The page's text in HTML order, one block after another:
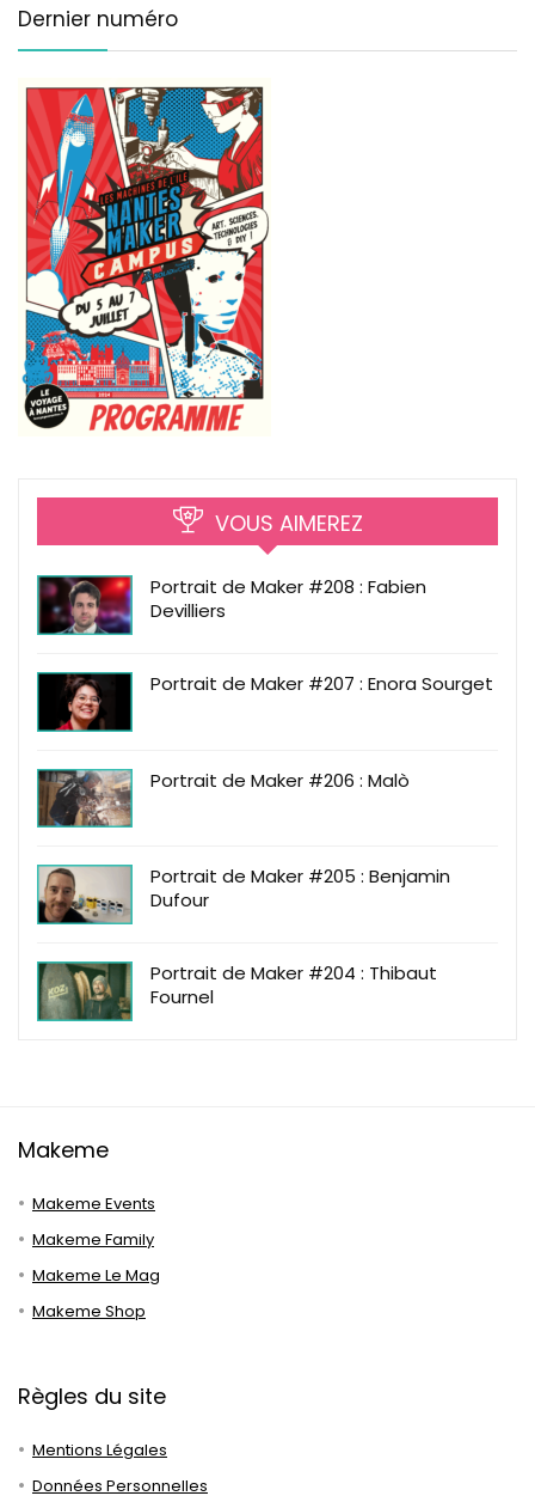
Dernier numéro
VOUS AIMEREZ
Portrait de Maker #208 : Fabien
Devilliers
Portrait de Maker #207 : Enora Sourget
Portrait de Maker #206 : Malò
Portrait de Maker #205 : Benjamin
Dufour
Portrait de Maker #204 : Thibaut
Fournel
Makeme
Makeme Events
Makeme Family
Makeme Le Mag
Makeme Shop
Règles du site
Mentions Légales
Données Personnelles